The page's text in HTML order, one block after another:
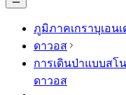
ภูมิภาคเกราบุเอน
ดาวอส
การเดินป่าแบบสโ
ดาวอส